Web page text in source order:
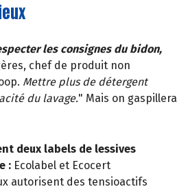
les consignes du bidon,
chef de produit non
Mettre plus de détergent
du lavage." Mais on gaspillera
deux labels de lessives
: Ecolabel et Ecocert
autorisent des tensioactifs